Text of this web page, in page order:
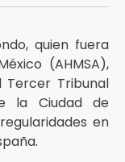
quien fuera
(AHMSA),
Tribunal
la Ciudad de
en